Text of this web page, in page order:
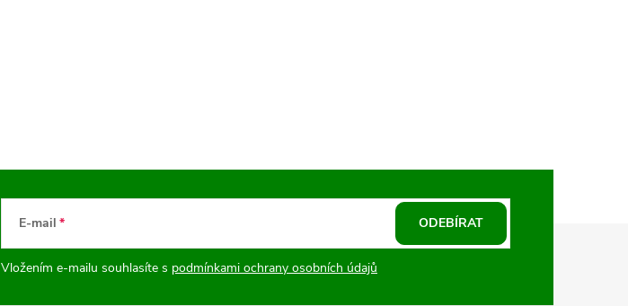
E-mail
Vložením e-mailu souhlasíte s podmínkami ochrany osobních údajů
ODEBÍRAT